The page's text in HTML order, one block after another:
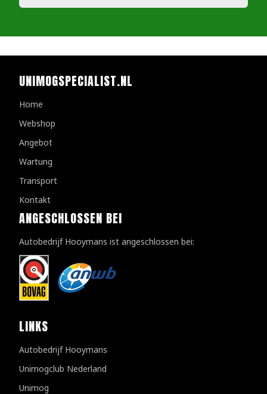
UNIMOGSPECIALIST.NL
Home
Webshop
Angebot
Wartung
Transport
Kontakt
ANGESCHLOSSEN BEI
Autobedrijf Hooymans ist angeschlossen bei:
LINKS
Autobedrijf Hooymans
Unimogclub Nederland
Unimog